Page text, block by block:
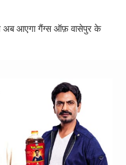
अब आएगा गैंग्स ऑफ़ वासेपुर के